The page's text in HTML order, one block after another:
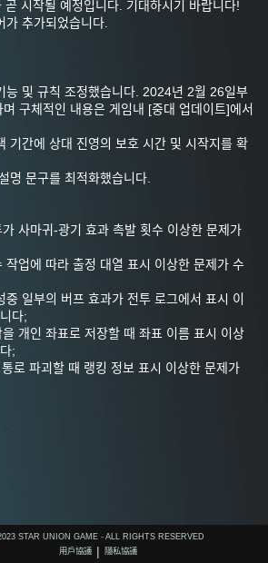
곧 시작될 예정입니다. 기대하시기 바랍니다!
추가되었습니다.
능 및 규칙 조정했습니다. 2024년 2월 26일부
구체적인 내용은 게임내 [중대 업데이트]에서
기간에 상대 진영의 보호 시간 및 시작지를 확
명 문구를 최적화했습니다.
사마귀-광기 효과 촉발 횟수 이상한 문제가
작업에 따라 출정 대열 표시 이상한 문제가 수
일부의 버프 효과가 전투 로그에서 표시 이
다;
개인 좌표로 저장할 때 좌표 이름 표시 이상
;
로 파괴할 때 랭킹 정보 표시 이상한 문제가
STAR UNION GAME - ALL RIGHTS RESERVED
用戶協議
| 隱私協議